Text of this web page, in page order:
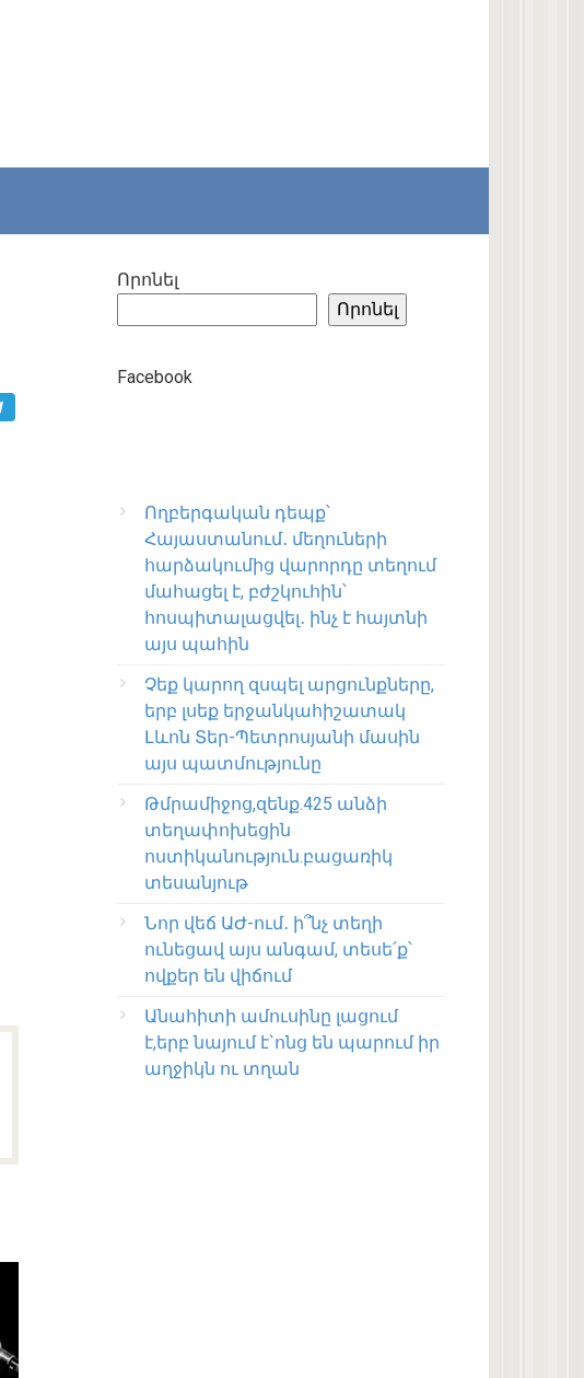
Որոնել
Որոնել
Facebook
Ողբերգական դեպք՝
Հայաստանում․ մեղուների
հարձակումից վարորդը տեղում
մահացել է, բժշկուհին՝
հոսպիտալացվել․ ինչ է հայտնի
այս պահին
Չեք կարող զսպել արցունքները,
երբ լսեք երջանկահիշատակ
Լևոն Տեր-Պետրոսյանի մասին
այս պատմությունը
Թմրամիջոց,զենք.425 անձի
տեղափոխեցին
ոստիկանություն.բացառիկ
տեսանյութ
Նոր վեճ ԱԺ-ում․ ի՞նչ տեղի
ունեցավ այս անգամ, տեսե՛ք՝
ովքեր են վիճում
Անահիտի ամուսինը լացում
է,երբ նայում է`ոնց են պարում իր
աղջիկն ու տղան